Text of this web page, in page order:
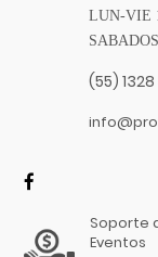
LUN-VIE
(55)
Soporte
Eventos